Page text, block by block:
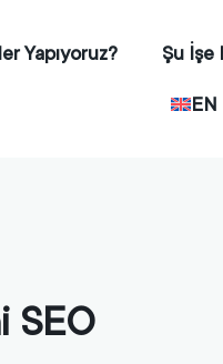
Yapıyoruz? Şu İşe
EN
SEO